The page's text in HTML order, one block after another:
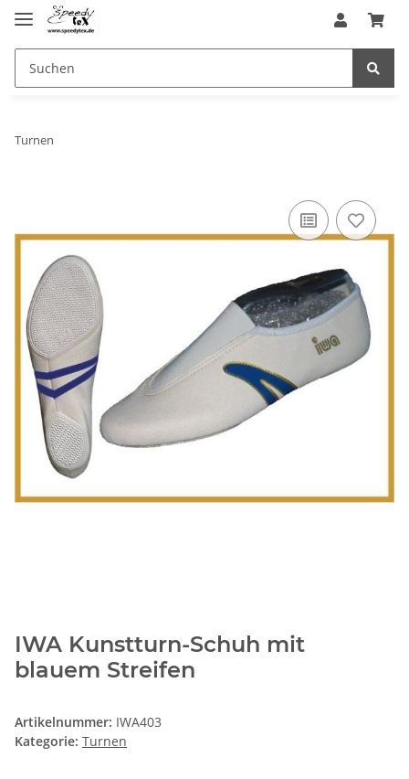
Turnen
IWA Kunstturn-Schuh mit
blauem Streifen
Artikelnummer: IWA403
Kategorie: Turnen